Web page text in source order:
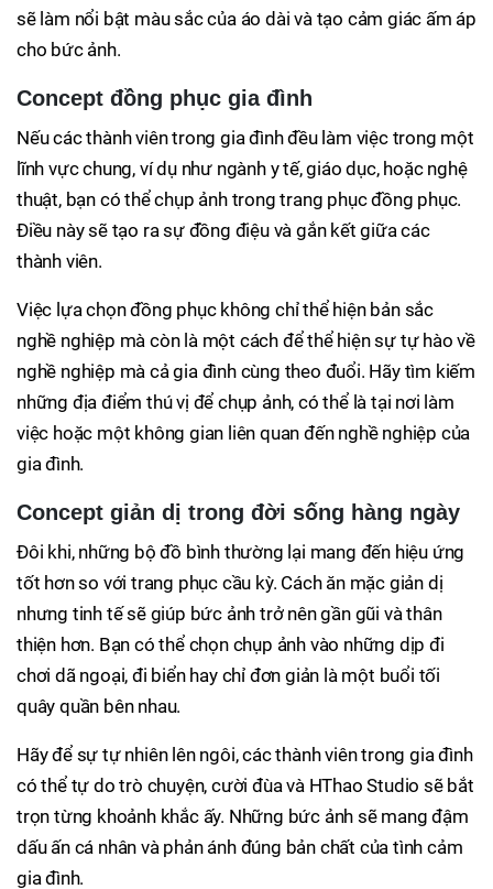
sẽ làm nổi bật màu sắc của áo dài và tạo cảm giác ấm áp
cho bức ảnh.
Concept đồng phục gia đình
Nếu các thành viên trong gia đình đều làm việc trong một
lĩnh vực chung, ví dụ như ngành y tế, giáo dục, hoặc nghệ
thuật, bạn có thể chụp ảnh trong trang phục đồng phục.
Điều này sẽ tạo ra sự đồng điệu và gắn kết giữa các
thành viên.
Việc lựa chọn đồng phục không chỉ thể hiện bản sắc
nghề nghiệp mà còn là một cách để thể hiện sự tự hào về
nghề nghiệp mà cả gia đình cùng theo đuổi. Hãy tìm kiếm
những địa điểm thú vị để chụp ảnh, có thể là tại nơi làm
việc hoặc một không gian liên quan đến nghề nghiệp của
gia đình.
Concept giản dị trong đời sống hàng ngày
Đôi khi, những bộ đồ bình thường lại mang đến hiệu ứng
tốt hơn so với trang phục cầu kỳ. Cách ăn mặc giản dị
nhưng tinh tế sẽ giúp bức ảnh trở nên gần gũi và thân
thiện hơn. Bạn có thể chọn chụp ảnh vào những dịp đi
chơi dã ngoại, đi biển hay chỉ đơn giản là một buổi tối
quây quần bên nhau.
Hãy để sự tự nhiên lên ngôi, các thành viên trong gia đình
có thể tự do trò chuyện, cười đùa và HThao Studio sẽ bắt
trọn từng khoảnh khắc ấy. Những bức ảnh sẽ mang đậm
dấu ấn cá nhân và phản ánh đúng bản chất của tình cảm
gia đình.